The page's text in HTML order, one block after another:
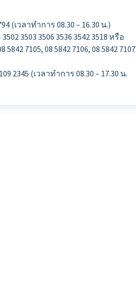
(เวลาทำการ 08.30 – 16.30 น.)
3503 3506 3536 3542 3518 หรือ
5842 7105, 08 5842 7106, 08 5842 7107
(เวลาทำการ 08.30 – 17.30 น.